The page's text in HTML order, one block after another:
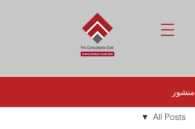
منشور
All Posts